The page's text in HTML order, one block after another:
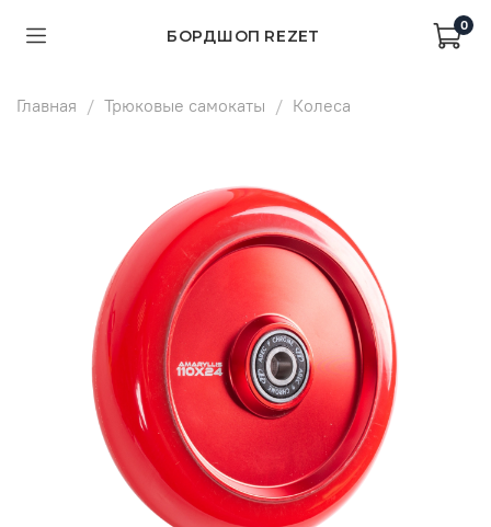
БОРДШОП REZET
0
Главная Трюковые самокаты Колеса